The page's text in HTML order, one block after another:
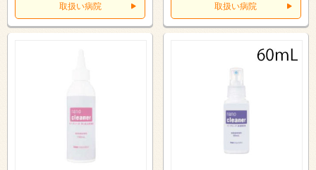
取扱い病院 取扱い病院